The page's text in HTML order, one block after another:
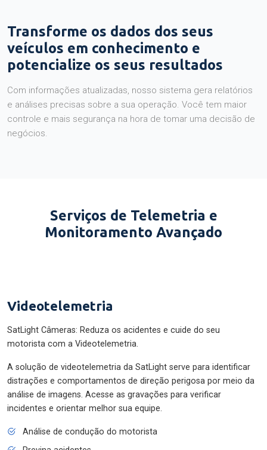
Transforme os dados dos seus
veículos em conhecimento e
potencialize os seus resultados
Com informações atualizadas, nosso sistema gera relatórios
e análises precisas sobre a sua operação. Você tem maior
controle e mais segurança na hora de tomar uma decisão de
negócios.
Serviços de Telemetria e
Monitoramento Avançado
Videotelemetria
SatLight Câmeras: Reduza os acidentes e cuide do seu
motorista com a Videotelemetria.
A solução de videotelemetria da SatLight serve para identificar
distrações e comportamentos de direção perigosa por meio da
análise de imagens. Acesse as gravações para verificar
incidentes e orientar melhor sua equipe.
Análise de condução do motorista